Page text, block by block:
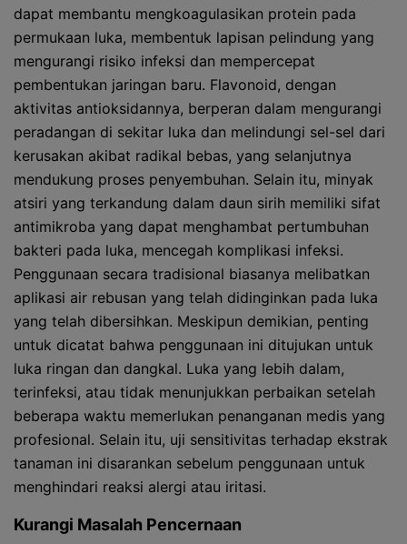
dapat membantu mengkoagulasikan protein pada
permukaan luka, membentuk lapisan pelindung yang
mengurangi risiko infeksi dan mempercepat
pembentukan jaringan baru. Flavonoid, dengan
aktivitas antioksidannya, berperan dalam mengurangi
peradangan di sekitar luka dan melindungi sel-sel dari
kerusakan akibat radikal bebas, yang selanjutnya
mendukung proses penyembuhan. Selain itu, minyak
atsiri yang terkandung dalam daun sirih memiliki sifat
antimikroba yang dapat menghambat pertumbuhan
bakteri pada luka, mencegah komplikasi infeksi.
Penggunaan secara tradisional biasanya melibatkan
aplikasi air rebusan yang telah didinginkan pada luka
yang telah dibersihkan. Meskipun demikian, penting
untuk dicatat bahwa penggunaan ini ditujukan untuk
luka ringan dan dangkal. Luka yang lebih dalam,
terinfeksi, atau tidak menunjukkan perbaikan setelah
beberapa waktu memerlukan penanganan medis yang
profesional. Selain itu, uji sensitivitas terhadap ekstrak
tanaman ini disarankan sebelum penggunaan untuk
menghindari reaksi alergi atau iritasi.
Kurangi Masalah Pencernaan